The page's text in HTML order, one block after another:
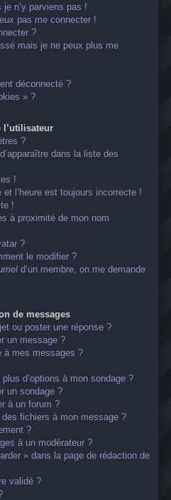
je n’y parviens pas !
pas me connecter !
?
mais je ne peux plus me
déconnecté ?
» ?
l’utilisateur
?
dans la liste des
!
l’heure est toujours incorrecte !
!
à proximité de mon nom
?
le modifier ?
d’un membre, on me demande
de messages
ou poster une réponse ?
un message ?
à mes messages ?
d’options à mon sondage ?
un sondage ?
à un forum ?
fichiers à mon message ?
?
à un modérateur ?
» dans la page de rédaction de
validé ?